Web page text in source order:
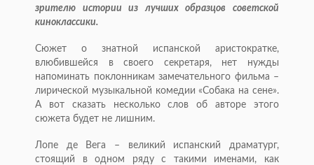
зрителю истории из лучших образцов советской
киноклассики.
Сюжет о знатной испанской аристократке,
влюбившейся в своего секретаря, нет нужды
напоминать поклонникам замечательного фильма –
лирической музыкальной комедии «Собака на сене».
А вот сказать несколько слов об авторе этого
сюжета будет не лишним.
Лопе де Вега – великий испанский драматург,
стоящий в одном ряду с такими именами, как